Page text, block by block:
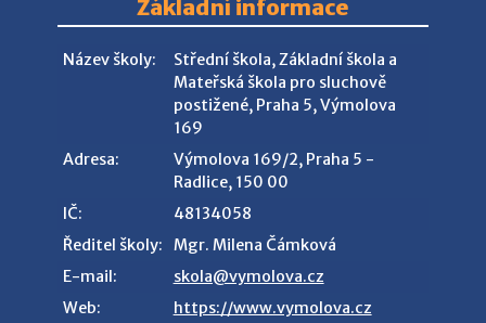
Základní informace
Název školy:
Střední škola, Základní škola a
Mateřská škola pro sluchově
postižené, Praha 5, Výmolova
169
Adresa:
Výmolova 169/2, Praha 5 -
Radlice, 150 00
IČ:
48134058
Ředitel školy:
Mgr. Milena Čámková
E-mail:
skola@vymolova.cz
Web:
https://www.vymolova.cz